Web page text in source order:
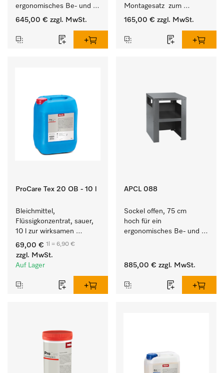
ergonomisches Be- und
Entladen von
Trockner.
645,00 € zzgl. MwSt.
Montagesatz  zum
Verbindungsaufbau von
mit externen Systemen.
165,00 € zzgl. MwSt.
ProCare Tex 20 OB - 10 l
Bleichmittel,
Flüssigkonzentrat, sauer,
10 l zur wirksamen
Entfernung von
hartnäckigen Flecken.
69,00 € 1l = 6,90 €
zzgl. MwSt.
Auf Lager
APCL 088
Sockel offen, 75 cm
hoch für ein
ergonomisches Be- und
Trockner.
885,00 € zzgl. MwSt.